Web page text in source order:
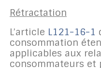
Rétractation
L’article L121-16-1
consommation
applicables aux
consommateurs et